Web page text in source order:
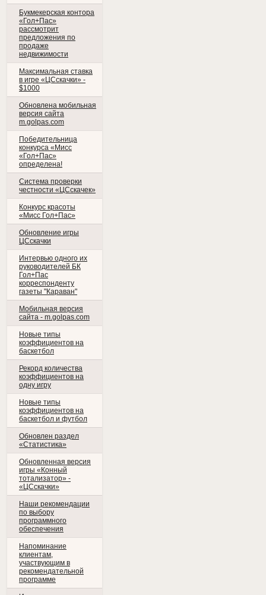
Букмекерская контора
«Гол+Пас»
рассмотрит
предложения по
продаже
недвижимости
Максимальная ставка
в игре «ЦСскачки» -
$1000
Обновлена мобильная
версия сайта
m.golpas.com
Победительница
конкурса «Мисс
«Гол+Пас»
определена!
Система проверки
честности «ЦСскачек»
Конкурс красоты
«Мисс Гол+Пас»
Обновление игры
ЦСскачки
Интервью одного их
руководителей БК
Гол+Пас
корреспонденту
газеты "Караван"
Мобильная версия
сайта - m.golpas.com
Новые типы
коэффициентов на
баскетбол
Рекорд количества
коэффициентов на
одну игру
Новые типы
коэффициентов на
баскетбол и футбол
Обновлен раздел
«Статистика»
Обновленная версия
игры «Конный
тотализатор» -
«ЦСскачки»
Наши рекомендации
по выбору
программного
обеспечения
Напоминание
клиентам,
участвующим в
рекомендательной
программе